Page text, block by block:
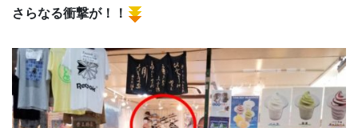
さらなる衝撃が！！